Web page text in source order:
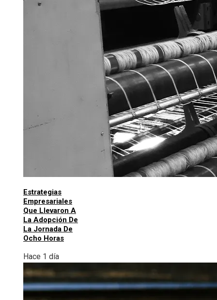
Estrategias
Empresariales
Que Llevaron A
La Adopción De
La Jornada De
Ocho Horas
Hace 1 día